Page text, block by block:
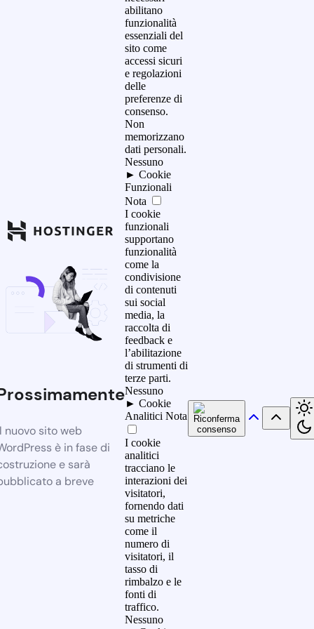
nuovo sito web
è in fase di
e sarà
a breve
abilitano
funzionalità
essenziali del
sito come
accessi sicuri
e regolazioni
delle
preferenze di
consenso.
Non
memorizzano
dati personali.
Nessuno
► Cookie
Funzionali
Nota
I cookie
funzionali
supportano
funzionalità
come la
condivisione
di contenuti
sui social
media, la
raccolta di
feedback e
l’abilitazione
di strumenti di
terze parti.
Nessuno
► Cookie
Analitici Nota
I cookie
analitici
tracciano le
interazioni dei
visitatori,
fornendo dati
su metriche
come il
numero di
visitatori, il
tasso di
rimbalzo e le
fonti di
traffico.
Nessuno